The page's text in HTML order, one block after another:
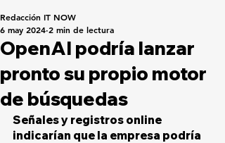
OpenAI podría lanzar
pronto su propio motor
de búsquedas
Redacción IT NOW
6 may 2024 2 min de lectura
Señales y registros online
indicarían que la empresa podría